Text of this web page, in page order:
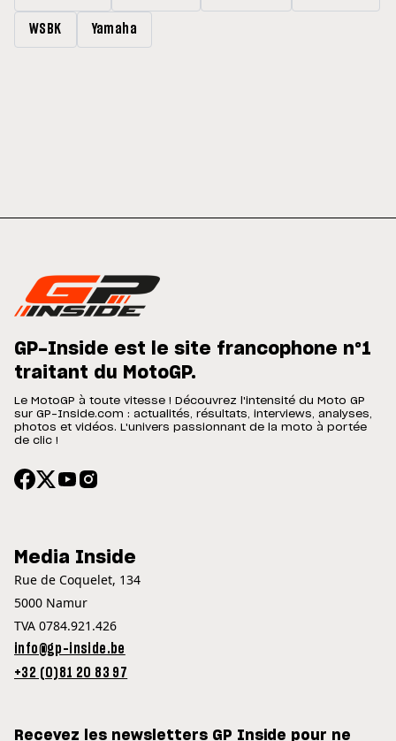
WSBK Yamaha
GP-Inside est le site francophone n°1
traitant du MotoGP.
Le MotoGP à toute vitesse ! Découvrez l'intensité du Moto GP
sur GP-Inside.com : actualités, résultats, interviews, analyses,
photos et vidéos. L'univers passionnant de la moto à portée
de clic !
Media Inside
Rue de Coquelet, 134
5000 Namur
TVA 0784.921.426
info@gp-inside.be
+32 (0)81 20 83 97
Recevez les newsletters GP Inside pour ne